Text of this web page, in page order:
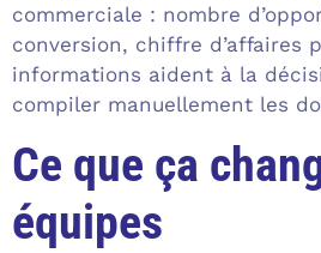
commerciale : nombre
conversion, chiffre d’affaires
informations aident à la
compiler manuellement les
Ce que ça
équipes